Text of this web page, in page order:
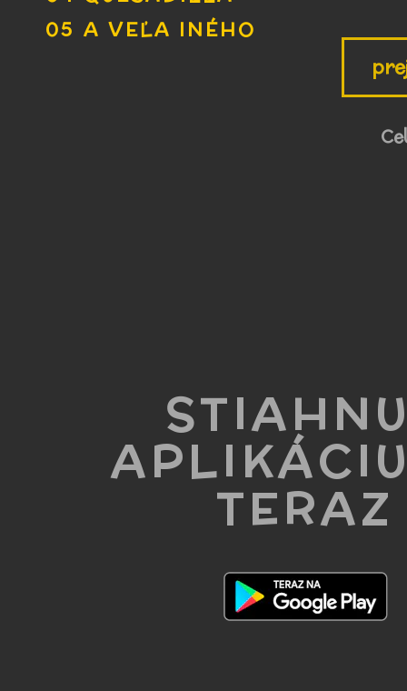
A VEĽA INÉHO
TERAZ